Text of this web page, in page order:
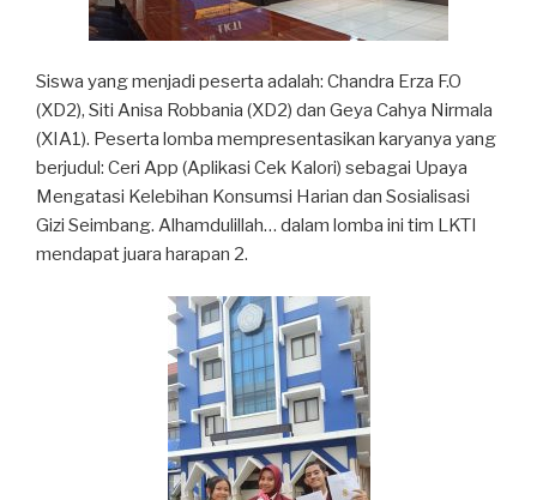
Siswa yang menjadi peserta adalah: Chandra Erza F.O
(XD2), Siti Anisa Robbania (XD2) dan Geya Cahya Nirmala
(XIA1). Peserta lomba mempresentasikan karyanya yang
berjudul: Ceri App (Aplikasi Cek Kalori) sebagai Upaya
Mengatasi Kelebihan Konsumsi Harian dan Sosialisasi
Gizi Seimbang. Alhamdulillah… dalam lomba ini tim LKTI
mendapat juara harapan 2.